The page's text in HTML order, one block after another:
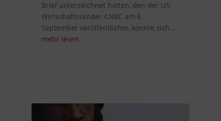
Brief unterzeichnet hatten, den der US-
Wirtschaftssender CNBC am 6.
September veröffentlichte, konnte sich...
mehr lesen